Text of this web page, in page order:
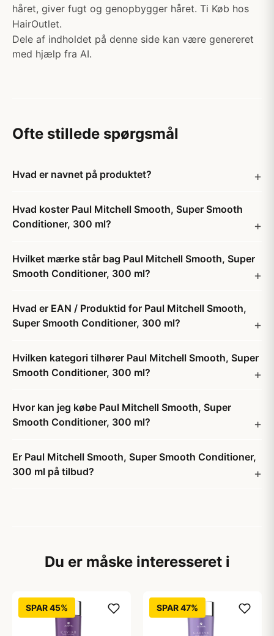
håret, giver fugt og genopbygger håret. Ti Køb hos
HairOutlet.
Dele af indholdet på denne side kan være genereret
med hjælp fra AI.
Ofte stillede spørgsmål
Hvad er navnet på produktet?
Hvad koster Paul Mitchell Smooth, Super Smooth
Conditioner, 300 ml?
Hvilket mærke står bag Paul Mitchell Smooth, Super
Smooth Conditioner, 300 ml?
Hvad er EAN / Produktid for Paul Mitchell Smooth,
Super Smooth Conditioner, 300 ml?
Hvilken kategori tilhører Paul Mitchell Smooth, Super
Smooth Conditioner, 300 ml?
Hvor kan jeg købe Paul Mitchell Smooth, Super
Smooth Conditioner, 300 ml?
Er Paul Mitchell Smooth, Super Smooth Conditioner,
300 ml på tilbud?
Du er måske interesseret i
SPAR 45% SPAR 47%